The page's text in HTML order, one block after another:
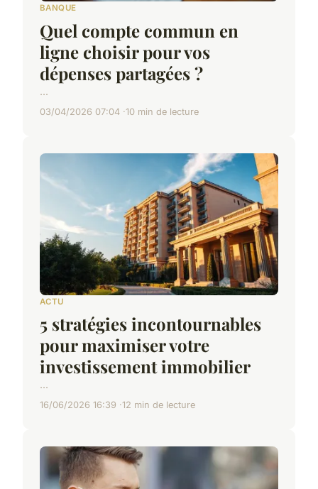
BANQUE
Quel compte commun en
ligne choisir pour vos
dépenses partagées ?
...
03/04/2026 07:04 10 min de lecture
ACTU
5 stratégies incontournables
pour maximiser votre
investissement immobilier
...
16/06/2026 16:39 12 min de lecture